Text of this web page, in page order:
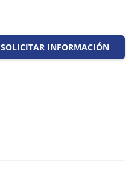
SOLICITAR INFORMACIÓN